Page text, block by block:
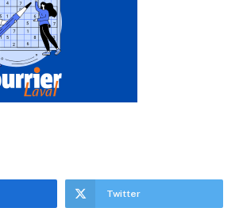
Twitter